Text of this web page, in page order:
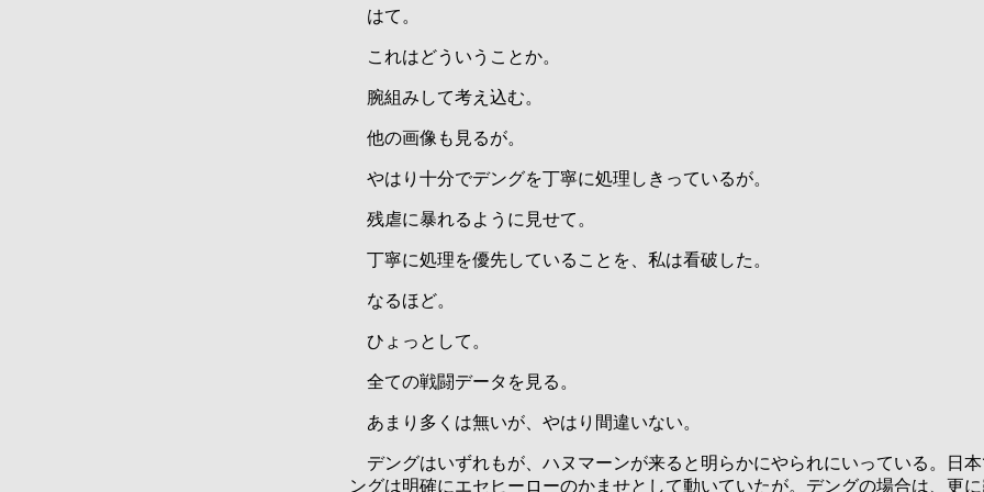
はて。
これはどういうことか。
腕組みして考え込む。
他の画像も見るが。
やはり十分でデングを丁寧に処理しきっているが。
残虐に暴れるように見せて。
丁寧に処理を優先していることを、私は看破した。
なるほど。
ひょっとして。
全ての戦闘データを見る。
あまり多くは無いが、やはり間違いない。
デングはいずれもが、ハヌマーンが来ると明らかにやられにいっている。日
ングは明確にエセヒーローのかませとして動いていたが。デングの場合は、更に